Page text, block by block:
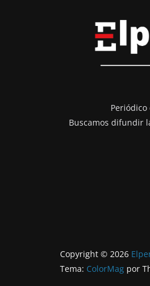
Buscamos difundir
Copyright © 2026
Tema: ColorMag por